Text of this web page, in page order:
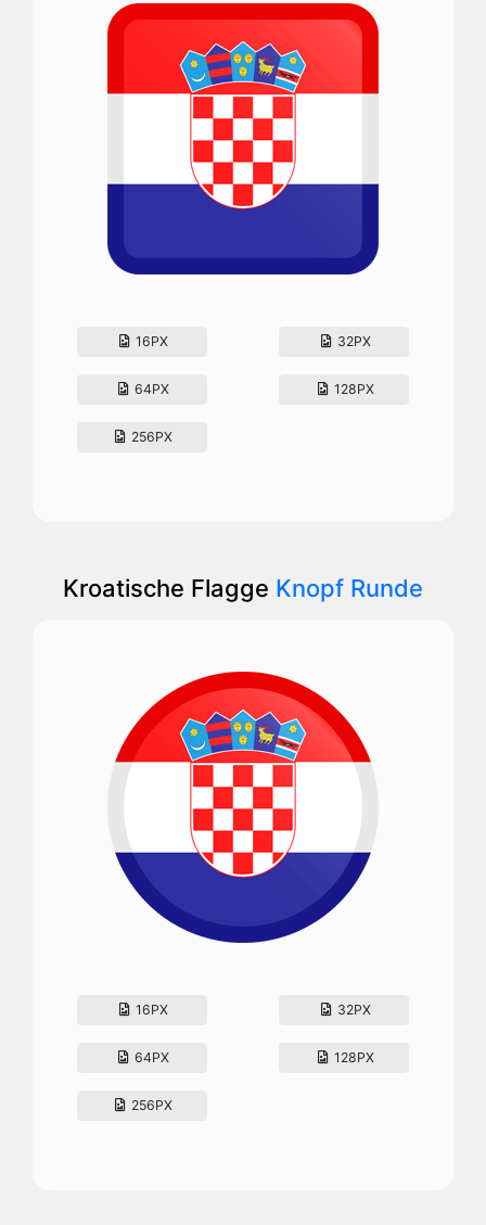
16PX 32PX
64PX 128PX
256PX
Kroatische Flagge Knopf Runde
16PX 32PX
64PX 128PX
256PX